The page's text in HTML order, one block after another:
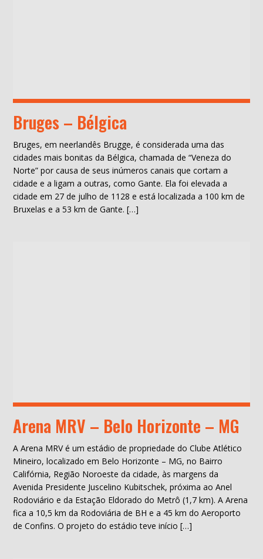
Bruges – Bélgica
Bruges, em neerlandês Brugge, é considerada uma das
cidades mais bonitas da Bélgica, chamada de “Veneza do
Norte” por causa de seus inúmeros canais que cortam a
cidade e a ligam a outras, como Gante. Ela foi elevada a
cidade em 27 de julho de 1128 e está localizada a 100 km de
Bruxelas e a 53 km de Gante. […]
Arena MRV – Belo Horizonte – MG
A Arena MRV é um estádio de propriedade do Clube Atlético
Mineiro, localizado em Belo Horizonte – MG, no Bairro
Califórnia, Região Noroeste da cidade, às margens da
Avenida Presidente Juscelino Kubitschek, próxima ao Anel
Rodoviário e da Estação Eldorado do Metrô (1,7 km). A Arena
fica a 10,5 km da Rodoviária de BH e a 45 km do Aeroporto
de Confins. O projeto do estádio teve início […]